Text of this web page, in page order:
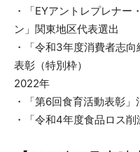
・「EYアントレプレナ
ン」関東地区代表選出
・「令和3年度消費者志
表彰（特別枠）
2022年
・「第6回食育活動表彰
・「令和4年度食品ロス